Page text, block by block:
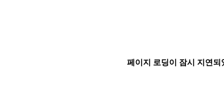
페이지 로딩이 잠시 지연